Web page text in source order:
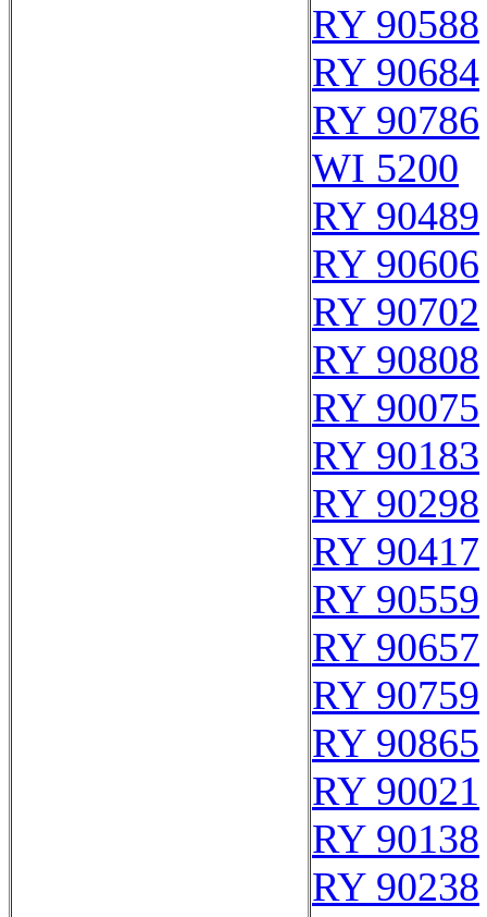
RY 90588
RY 90684
RY 90786
WI 5200
RY 90489
RY 90606
RY 90702
RY 90808
RY 90075
RY 90183
RY 90298
RY 90417
RY 90559
RY 90657
RY 90759
RY 90865
RY 90021
RY 90138
RY 90238